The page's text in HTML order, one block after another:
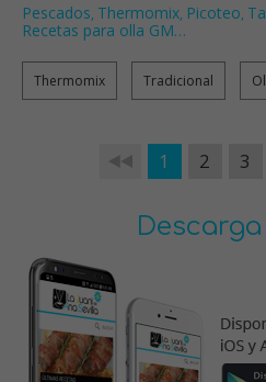
Pescados, Thermomix, Picoteo,
Recetas para olla GM…
Thermomix Tradicional
1 2 3